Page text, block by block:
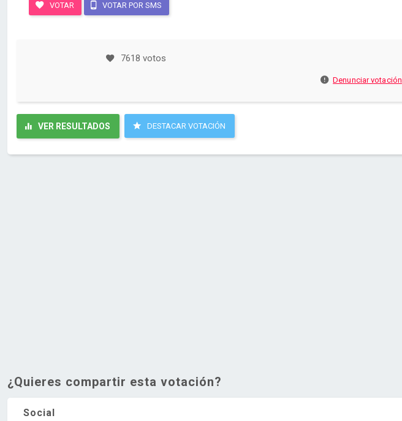
VOTAR VOTAR POR SMS
7618 votos
Denunciar votación
VER RESULTADOS DESTACAR VOTACIÓN
¿Quieres compartir esta votación?
Social